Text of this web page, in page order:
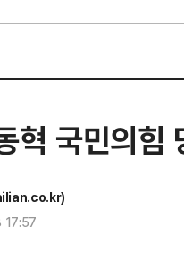
혁 국민의힘
17:57